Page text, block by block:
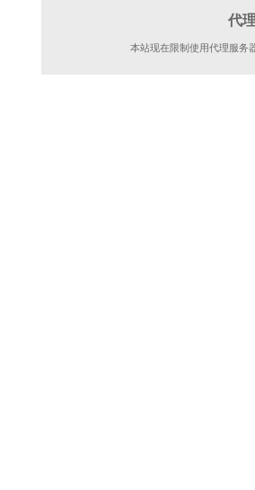
代
本站现在限制使用代理服务